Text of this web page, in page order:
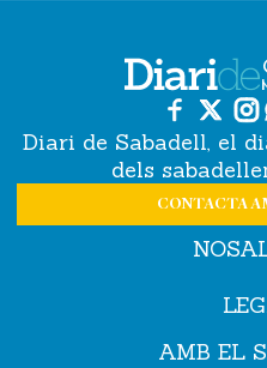
Diari de Sabadell, el
dels
CONTACTA
AMB EL